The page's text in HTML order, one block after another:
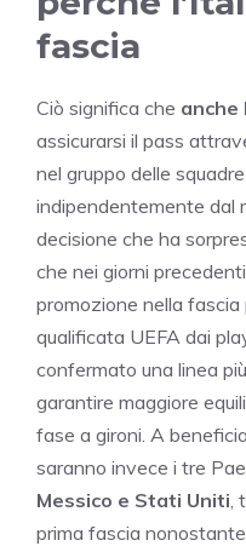
fascia
Ciò significa che anche
assicurarsi il pass
nel gruppo delle
indipendentemente dal
decisione che ha
che nei giorni
promozione nella fascia
qualificata UEFA dai
confermato una linea
garantire maggiore
fase a gironi. A
saranno invece i tre
Messico e Stati Uniti
prima fascia